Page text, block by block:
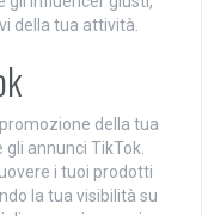
della tua attività.
della tua
annunci TikTok.
i tuoi prodotti
la tua visibilità su